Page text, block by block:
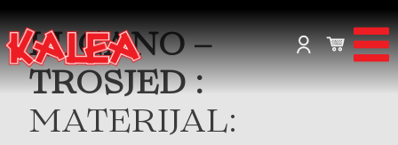
LUGANO –
TROSJED :
MATERIJAL: